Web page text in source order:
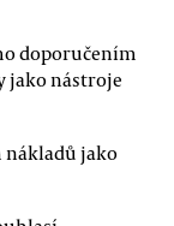
doporučením
jako nástroje
nákladů jako